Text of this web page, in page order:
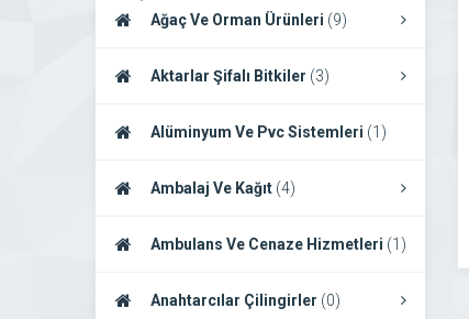
Ağaç Ve Orman Ürünleri (9)
Aktarlar Şifalı Bitkiler (3)
Alüminyum Ve Pvc Sistemleri (1)
Ambalaj Ve Kağıt (4)
Ambulans Ve Cenaze Hizmetleri (1)
Anahtarcılar Çilingirler (0)